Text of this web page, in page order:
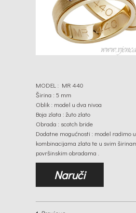
MODEL : MR 440
Širina : 5 mm
Oblik : model u dva nivoa
Boja zlata : žuto zlato
Obrada : scotch bride
Dodatne mogućnosti : model radimo
kombinacijama zlata te u svim
površinskim obradama .
Naruči